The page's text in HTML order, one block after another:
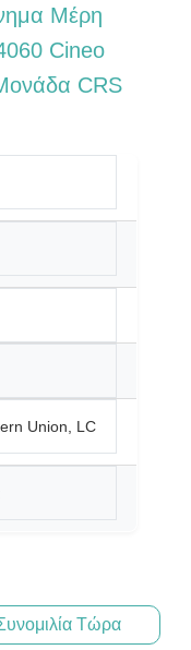
Μέρη
Cineo
CRS
Union, LC
Τώρα